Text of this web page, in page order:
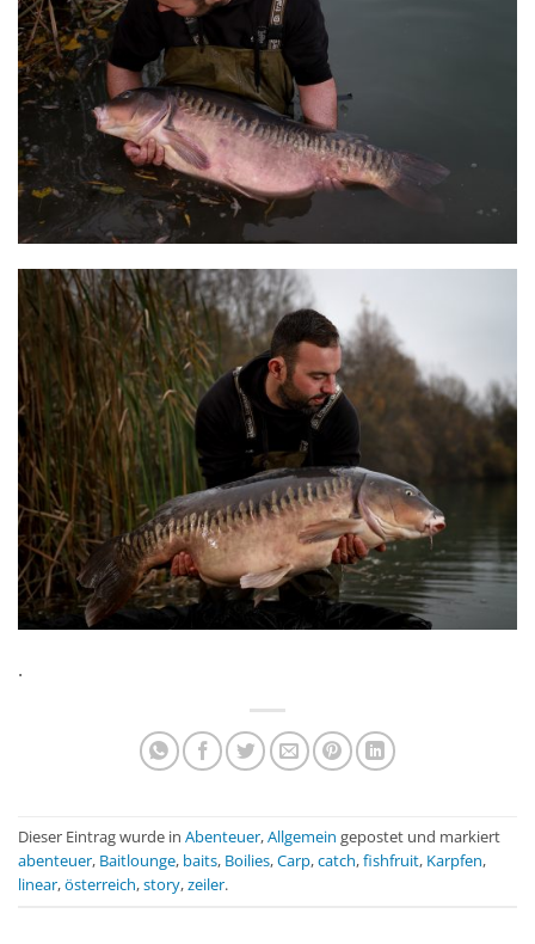
.
Dieser Eintrag wurde in Abenteuer,Allgemein gepostet und markiert
abenteuer, Baitlounge, baits, Boilies,Carp,catch,fishfruit, Karpfen,
linear,österreich,story,zeiler.